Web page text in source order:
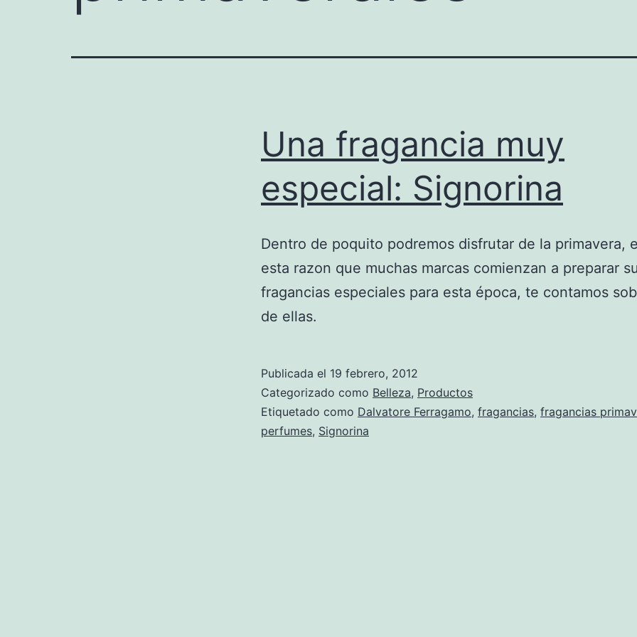
Una fragancia muy
especial: Signorina
Dentro de poquito podremos disfrutar de la primavera,
esta razon que muchas marcas comienzan a preparar
fragancias especiales para esta época, te contamos
de ellas.
Publicada el 19 febrero, 2012
Categorizado como Belleza, Productos
Etiquetado como Dalvatore Ferragamo, fragancias, fragancias
perfumes, Signorina